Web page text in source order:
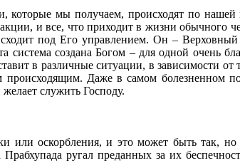
мы получаем, происходят по
и все, что приходит в жизни обычного
под Его управлением. Он –
создана Богом – для одной очень
в различные ситуации, в зависимости
Даже в самом болезненном
служить Господу.
оскорбления, и это может быть так, но
ругал преданных за их